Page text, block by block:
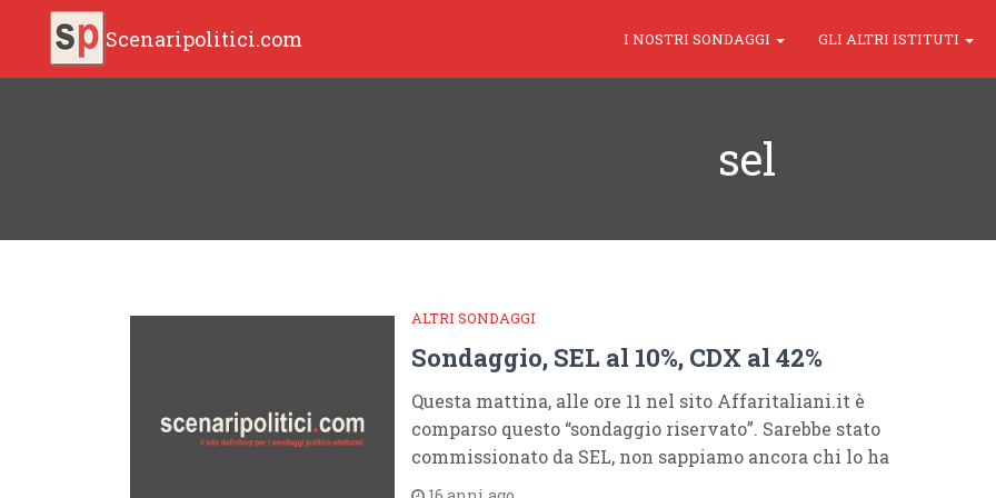
Scenaripolitici.com I NOSTRI SONDAGGI GLI ALTRI ISTITUTI
sel
ALTRI SONDAGGI
Sondaggio, SEL al 10%, CDX al 42%
Questa mattina, alle ore 11 nel sito Affaritaliani.it è
comparso questo “sondaggio riservato”. Sarebbe stato
commissionato da SEL, non sappiamo ancora chi lo ha